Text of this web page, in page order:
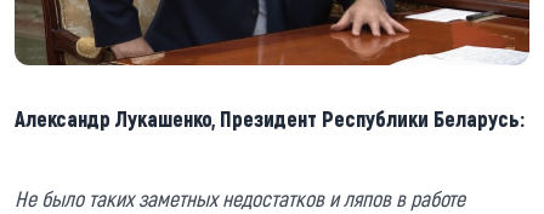
Александр Лукашенко, Президент Республики Беларусь:
Не было таких заметных недостатков и ляпов в работе